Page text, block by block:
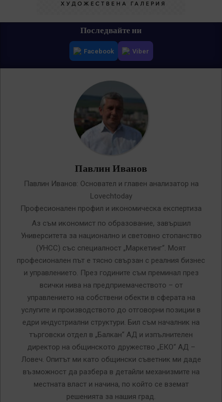
Последвайте ни
Facebook Viber
Павлин Иванов
Павлин Иванов: Основател и главен анализатор на
Lovechtoday
Професионален профил и икономическа експертиза
Аз съм икономист по образование, завършил
Университета за национално и световно стопанство
(УНСС) със специалност „Маркетинг“. Моят
професионален път е тясно свързан с реалния бизнес
и управлението. През годините съм преминал през
всички нива на предприемачеството – от
управлението на собствени обекти в сферата на
услугите и производството до отговорни позиции в
едри индустриални структури. Бил съм началник на
търговски отдел в „Балкан“ АД и изпълнителен
директор на общинското дружество „ЕКО“ АД –
Ловеч. Опитът ми като общински съветник ми даде
възможност да разбера в детайли механизмите на
местната власт и начина, по който се вземат
решенията за нашия град.